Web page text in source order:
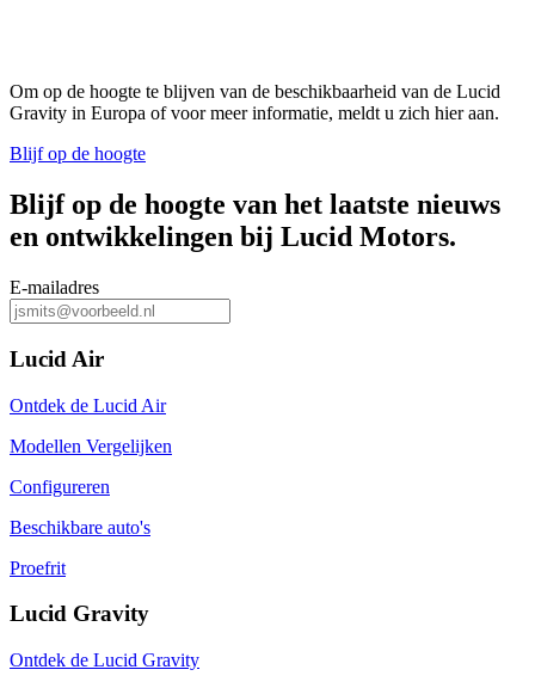
Om op de hoogte te blijven van de beschikbaarheid van de Lucid
Gravity in Europa of voor meer informatie, meldt u zich hier aan.
Blijf op de hoogte
Blijf op de hoogte van het laatste nieuws
en ontwikkelingen bij Lucid Motors.
E-mailadres
Lucid Air
Ontdek de Lucid Air
Modellen Vergelijken
Configureren
Beschikbare auto's
Proefrit
Lucid Gravity
Ontdek de Lucid Gravity